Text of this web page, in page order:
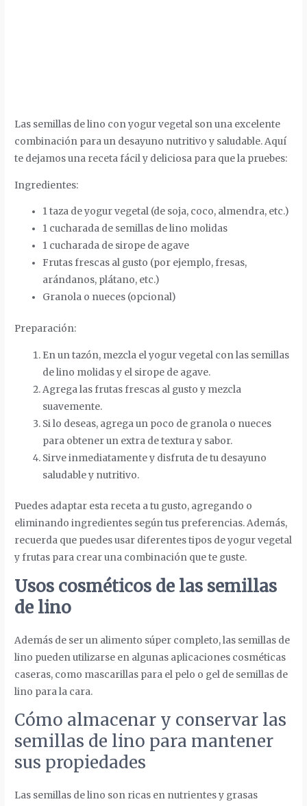
Las semillas de lino con yogur vegetal son una excelente
combinación para un desayuno nutritivo y saludable. Aquí
te dejamos una receta fácil y deliciosa para que la pruebes:
Ingredientes:
1 taza de yogur vegetal (de soja, coco, almendra, etc.)
1 cucharada de semillas de lino molidas
1 cucharada de sirope de agave
Frutas frescas al gusto (por ejemplo, fresas,
arándanos, plátano, etc.)
Granola o nueces (opcional)
Preparación:
En un tazón, mezcla el yogur vegetal con las semillas
de lino molidas y el sirope de agave.
Agrega las frutas frescas al gusto y mezcla
suavemente.
Si lo deseas, agrega un poco de granola o nueces
para obtener un extra de textura y sabor.
Sirve inmediatamente y disfruta de tu desayuno
saludable y nutritivo.
Puedes adaptar esta receta a tu gusto, agregando o
eliminando ingredientes según tus preferencias. Además,
recuerda que puedes usar diferentes tipos de yogur vegetal
y frutas para crear una combinación que te guste.
Usos cosméticos de las semillas
de lino
Además de ser un alimento súper completo, las semillas de
lino pueden utilizarse en algunas aplicaciones cosméticas
caseras, como mascarillas para el pelo o gel de semillas de
lino para la cara.
Cómo almacenar y conservar las
semillas de lino para mantener
sus propiedades
Las semillas de lino son ricas en nutrientes y grasas